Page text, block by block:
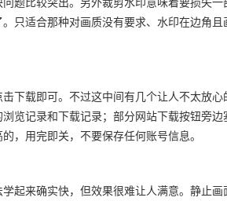
只适合那种对画质没有要求、水印在边角且
下载即可。不过这中间有几个让人不太放心
览记录和下载记录；部分网站下载按钮旁边
，用完即关，不要保存任何账号信息。
起来确实快，但效果很难让人满意。静止画